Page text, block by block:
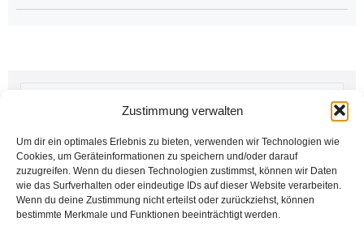
Zustimmung verwalten
Um dir ein optimales Erlebnis zu bieten, verwenden wir Technologien wie
Cookies, um Geräteinformationen zu speichern und/oder darauf
zuzugreifen. Wenn du diesen Technologien zustimmst, können wir Daten
wie das Surfverhalten oder eindeutige IDs auf dieser Website verarbeiten.
Wenn du deine Zustimmung nicht erteilst oder zurückziehst, können
bestimmte Merkmale und Funktionen beeinträchtigt werden.
Letzte Kommentare
NathaliezuHolidayCheck ’23
Februar 27, 2024